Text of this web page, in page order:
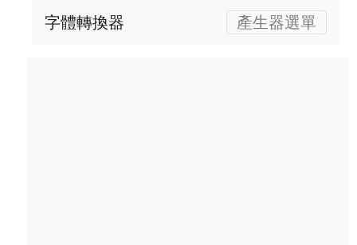
字體轉換器 產生器選單